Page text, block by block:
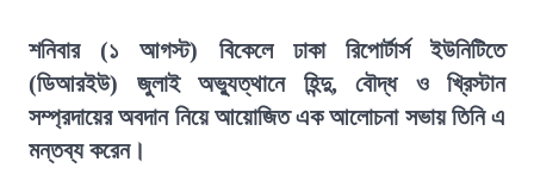
শনিবার (১ আগস্ট) বিকেলে ঢাকা রিপোর্টার্স ইউনিটিতে
(ডিআরইউ) জুলাই অভ্যুত্থানে হিন্দু, বৌদ্ধ ও খ্রিস্টান
সম্প্রদায়ের অবদান নিয়ে আয়োজিত এক আলোচনা সভায় তিনি এ
মন্তব্য করেন।